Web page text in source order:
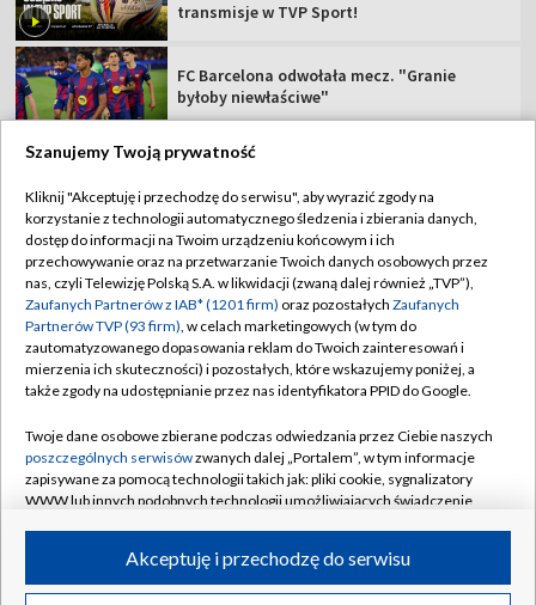
transmisje w TVP Sport!
FC Barcelona odwołała mecz. "Granie
byłoby niewłaściwe"
TVP
Abonament TVP
Sklep TVP
Biuro Reklamy
Oferta Handlowa
Emisja w TVP
Rada Programowa
Ogłoszenia przetargowe
Akademia Telewizyjna
Regulamin TVP
Polityka prywatności
Moje zgody
Biuro reklamy
Kanały
©2026 Telewizja Polska Spółka Akcyjna w likwidacji
Szanujemy Twoją prywatność
Kliknij "Akceptuję i przechodzę do serwisu", aby wyrazić zgody na
korzystanie z technologii automatycznego śledzenia i zbierania danych,
dostęp do informacji na Twoim urządzeniu końcowym i ich
przechowywanie oraz na przetwarzanie Twoich danych osobowych przez
nas, czyli Telewizję Polską S.A. w likwidacji (zwaną dalej również „TVP”),
Zaufanych Partnerów z IAB* (1201 firm) oraz pozostałych Zaufanych
Partnerów TVP (93 firm), w celach marketingowych (w tym do
zautomatyzowanego dopasowania reklam do Twoich zainteresowań i
mierzenia ich skuteczności) i pozostałych, które wskazujemy poniżej, a
także zgody na udostępnianie przez nas identyfikatora PPID do Google.
Twoje dane osobowe zbierane podczas odwiedzania przez Ciebie naszych
poszczególnych serwisówzwanych dalej „Portalem”, w tym informacje
zapisywane za pomocą technologii takich jak: pliki cookie, sygnalizatory
WWW lub innych podobnych technologii umożliwiających świadczenie
ruchu w Internecie.Akceptuję i przechodzę do serwisu